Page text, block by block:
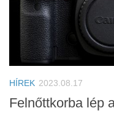
HÍREK 2023.08.17
Felnőttkorba lép